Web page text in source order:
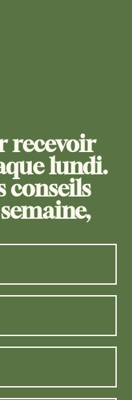
recevoir
lundi.
conseils